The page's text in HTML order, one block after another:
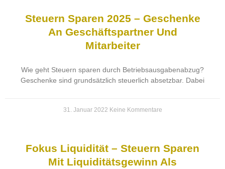
Steuern Sparen 2025 – Geschenke
An Geschäftspartner Und
Mitarbeiter
Wie geht Steuern sparen durch Betriebsausgabenabzug?
Geschenke sind grundsätzlich steuerlich absetzbar. Dabei
31. Januar 2022 Keine Kommentare
Fokus Liquidität – Steuern Sparen
Mit Liquiditätsgewinn Als